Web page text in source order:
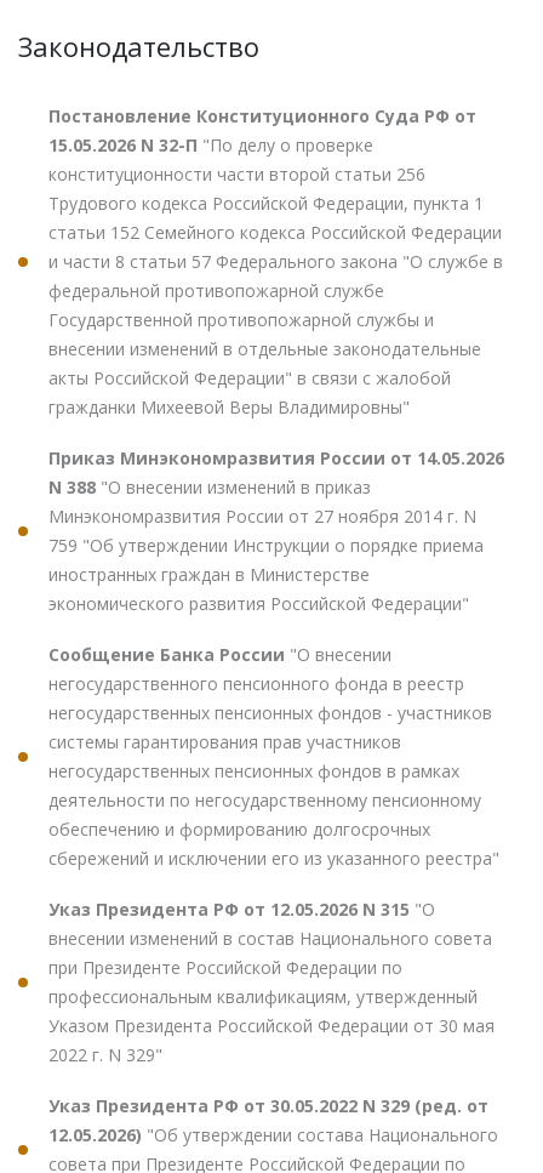
Законодательство
Постановление Конституционного Суда РФ от
15.05.2026 N 32-П "По делу о проверке
конституционности части второй статьи 256
Трудового кодекса Российской Федерации, пункта 1
статьи 152 Семейного кодекса Российской Федерации
и части 8 статьи 57 Федерального закона "О службе в
федеральной противопожарной службе
Государственной противопожарной службы и
внесении изменений в отдельные законодательные
акты Российской Федерации" в связи с жалобой
гражданки Михеевой Веры Владимировны"
Приказ Минэкономразвития России от 14.05.2026
N 388 "О внесении изменений в приказ
Минэкономразвития России от 27 ноября 2014 г. N
759 "Об утверждении Инструкции о порядке приема
иностранных граждан в Министерстве
экономического развития Российской Федерации"
Сообщение Банка России "О внесении
негосударственного пенсионного фонда в реестр
негосударственных пенсионных фондов - участников
системы гарантирования прав участников
негосударственных пенсионных фондов в рамках
деятельности по негосударственному пенсионному
обеспечению и формированию долгосрочных
сбережений и исключении его из указанного реестра"
Указ Президента РФ от 12.05.2026 N 315 "О
внесении изменений в состав Национального совета
при Президенте Российской Федерации по
профессиональным квалификациям, утвержденный
Указом Президента Российской Федерации от 30 мая
2022 г. N 329"
Указ Президента РФ от 30.05.2022 N 329 (ред. от
12.05.2026) "Об утверждении состава Национального
совета при Президенте Российской Федерации по